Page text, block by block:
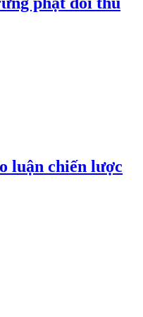
luận chiến lược